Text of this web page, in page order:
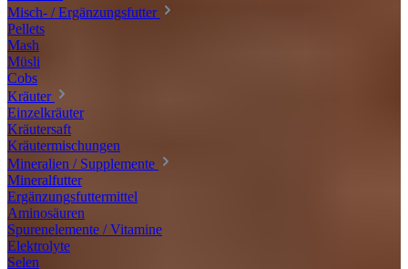
Misch- / Ergänzungsfutter
Pellets
Mash
Müsli
Cobs
Kräuter
Einzelkräuter
Kräutersaft
Kräutermischungen
Mineralien / Supplemente
Mineralfutter
Ergänzungsfuttermittel
Aminosäuren
Spurenelemente / Vitamine
Elektrolyte
Selen